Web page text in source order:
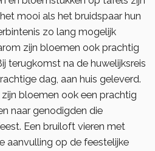
mooi als het bruidspaar hun
zo lang mogelijk
zijn bloemen ook prachtig
terugkomst na de huwelijksreis
dag, aan huis geleverd.
bloemen ook een prachtig
naar genodigden die
Een bruiloft vieren met
aanvulling op de feestelijke